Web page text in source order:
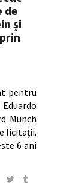
de
și
pentru
Munch
licitații.
6 ani